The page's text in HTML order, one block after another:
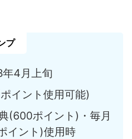
プ
年4月上旬
イント使用可能)
(600ポイント)・毎月
イント)使用時